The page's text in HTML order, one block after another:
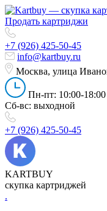
Продать картриджи
+7 (926) 425-50-45
info@kartbuy.ru
Москва, улица
Пн-пт: 10:00-18:00
Сб-вс: выходной
+7 (926) 425-50-45
KARTBUY
скупка картриджей
.